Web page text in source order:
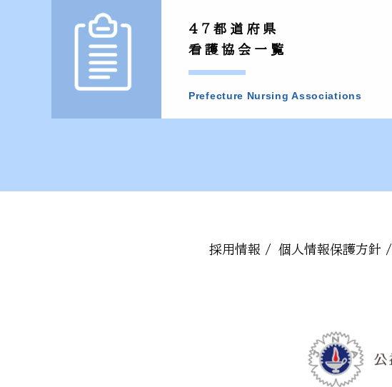
47都道府県
看護協会一覧
Prefecture Nursing Associations
採用情報 / 個人情報保護方針 /